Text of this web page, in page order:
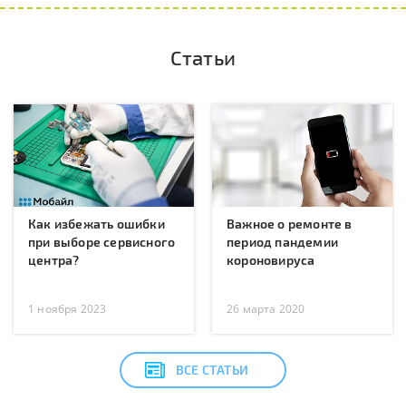
Статьи
Как избежать ошибки
при выборе сервисного
центра?
1 ноября 2023
Важное о ремонте в
период пандемии
короновируса
26 марта 2020
ВСЕ СТАТЬИ